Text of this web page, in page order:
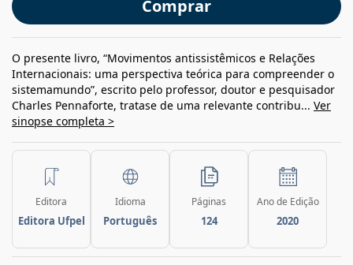
Comprar
O presente livro, “Movimentos antissistêmicos e Relações
Internacionais: uma perspectiva teórica para compreender o
sistemamundo”, escrito pelo professor, doutor e pesquisador
Charles Pennaforte, tratase de uma relevante contribu... Ver
sinopse completa >
Editora
Editora Ufpel
Idioma
Português
Páginas
124
Ano de Edição
2020